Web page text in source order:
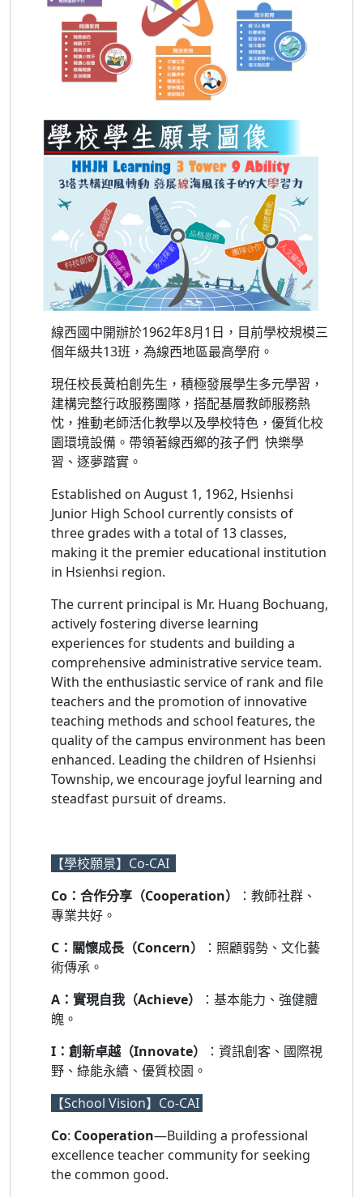
線西國中開辦於1962年8月1日，目前學校規模三
個年級共13班，為線西地區最高學府。
現任校長黃柏創先生，積極發展學生多元學習，
建構完整行政服務團隊，搭配基層教師服務熱
忱，推動老師活化教學以及學校特色，優質化校
園環境設備。帶領著線西鄉的孩子們 快樂學
習、逐夢踏實。
Established on August 1, 1962, Hsienhsi
Junior High School currently consists of
three grades with a total of 13 classes,
making it the premier educational institution
in Hsienhsi region.
The current principal is Mr. Huang Bochuang,
actively fostering diverse learning
experiences for students and building a
comprehensive administrative service team.
With the enthusiastic service of rank and file
teachers and the promotion of innovative
teaching methods and school features, the
quality of the campus environment has been
enhanced. Leading the children of Hsienhsi
Township, we encourage joyful learning and
steadfast pursuit of dreams.
【學校願景】Co-CAI
Co：合作分享（Cooperation）
：教師社群、
專業共好。
C：關懷成長（Concern）
：照顧弱勢、文化藝
術傳承。
A：實現自我（Achieve）
：基本能力、強健體
魄。
I：創新卓越（Innovate）
：資訊創客、國際視
野、綠能永續、優質校園。
【School Vision】Co-CAI
Co: Cooperation—Building a professional
excellence teacher community for seeking
the common good.